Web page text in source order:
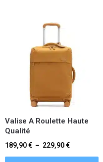
Valise A Roulette Haute
Qualité
189,90€ – 229,90€